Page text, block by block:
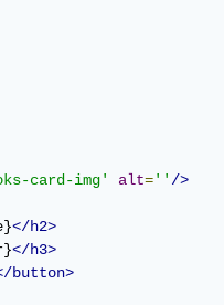
card-img' alt='' />
</h2>
</h3>
button>